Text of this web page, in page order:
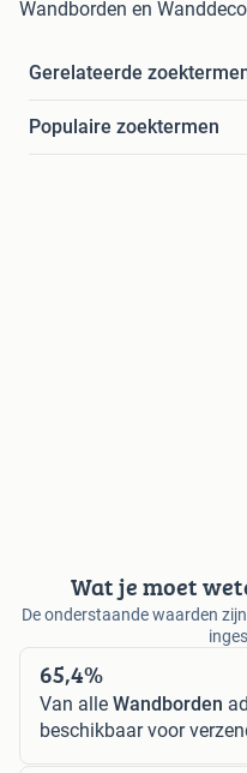
Wandborden en
Gerelateerde
Populaire zoektermen
Wat je moet
De onderstaande waarden
65,4%
Van alle Wandborden
beschikbaar voor